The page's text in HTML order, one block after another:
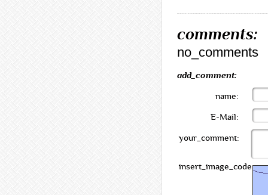
comments:
no_comments
add_comment:
name:
E-Mail:
your_comment:
insert_image_code: